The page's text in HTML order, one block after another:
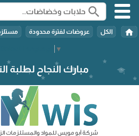
▼
search
home الكل عروضات لفترة محدودة
مبارك النجاح لطلبة